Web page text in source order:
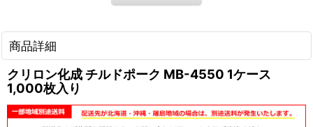
商品詳細
クリロン化成 チルドポーク MB-4550 1ケース
1,000枚入り